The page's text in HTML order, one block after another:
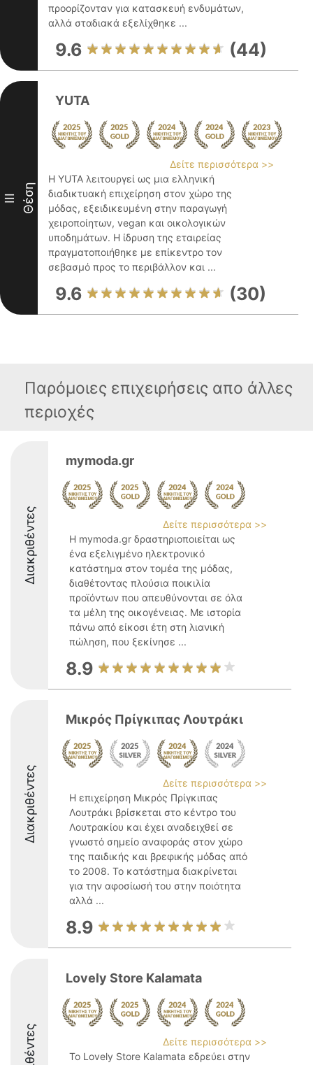
προορίζονταν για κατασκευή ενδυμάτων,
αλλά σταδιακά εξελίχθηκε ...
9.6 (44)
III Θέση
YUTA
Δείτε περισσότερα >>
Η YUTA λειτουργεί ως μια ελληνική
διαδικτυακή επιχείρηση στον χώρο της
μόδας, εξειδικευμένη στην παραγωγή
χειροποίητων, vegan και οικολογικών
υποδημάτων. Η ίδρυση της εταιρείας
πραγματοποιήθηκε με επίκεντρο τον
σεβασμό προς το περιβάλλον και ...
9.6 (30)
Παρόμοιες επιχειρήσεις απο άλλες
περιοχές
Διακριθέντες
mymoda.gr
Δείτε περισσότερα >>
Η mymoda.gr δραστηριοποιείται ως
ένα εξελιγμένο ηλεκτρονικό
κατάστημα στον τομέα της μόδας,
διαθέτοντας πλούσια ποικιλία
προϊόντων που απευθύνονται σε όλα
τα μέλη της οικογένειας. Με ιστορία
πάνω από είκοσι έτη στη λιανική
πώληση, που ξεκίνησε ...
8.9
Διακριθέντες
Μικρός Πρίγκιπας Λουτράκι
Δείτε περισσότερα >>
Η επιχείρηση Μικρός Πρίγκιπας
Λουτράκι βρίσκεται στο κέντρο του
Λουτρακίου και έχει αναδειχθεί σε
γνωστό σημείο αναφοράς στον χώρο
της παιδικής και βρεφικής μόδας από
το 2008. Το κατάστημα διακρίνεται
για την αφοσίωσή του στην ποιότητα
αλλά ...
8.9
Lovely Store Kalamata
Δείτε περισσότερα >>
Το Lovely Store Kalamata εδρεύει στην